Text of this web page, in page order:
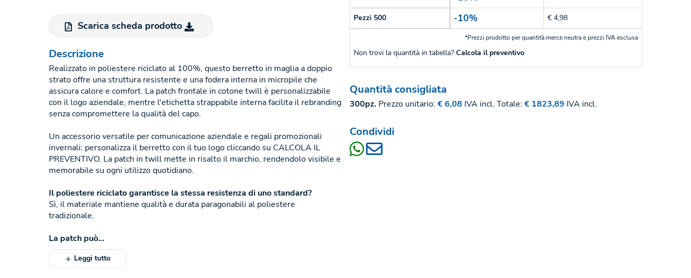
Scarica scheda prodotto
Descrizione
Realizzato in poliestere riciclato al 100%, questo berretto in maglia a doppio
strato offre una struttura resistente e una fodera interna in micropile che
assicura calore e comfort. La patch frontale in cotone twill è personalizzabile
con il logo aziendale, mentre l'etichetta strappabile interna facilita il rebranding
senza compromettere la qualità del capo.
Un accessorio versatile per comunicazione aziendale e regali promozionali
invernali: personalizza il berretto con il tuo logo cliccando su CALCOLA IL
PREVENTIVO. La patch in twill mette in risalto il marchio, rendendolo visibile e
memorabile su ogni utilizzo quotidiano.
Il poliestere riciclato garantisce la stessa resistenza di uno standard?
Sì, il materiale mantiene qualità e durata paragonabili al poliestere
tradizionale.
La patch può...
Leggi tutto
Pezzi 500 -10% € 4,98
*Prezzi prodotto per quantità merce neutra e prezzi IVA esclusa
Non trovi la quantità in tabella? Calcola il preventivo
Quantità consigliata
300pz. Prezzo unitario: € 6,08 IVA incl. Totale: € 1823,89 IVA incl.
Condividi